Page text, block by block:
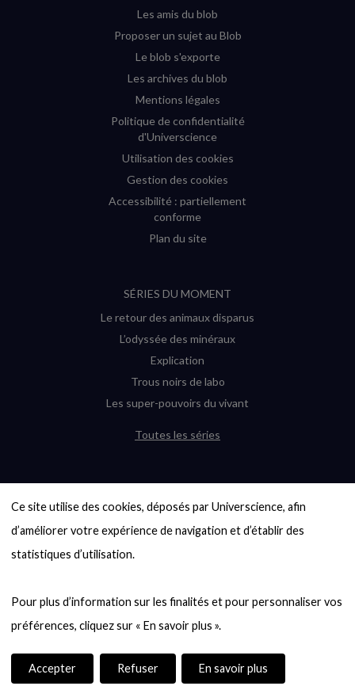
Ce site utilise des cookies, déposés par Universcience, afin
d’améliorer votre expérience de navigation et d’établir des
statistiques d’utilisation.
Pour plus d’information sur les finalités et pour personnaliser vos
Accepter Refuser En savoir plus
Les amis du blob
Proposer un sujet au Blob
Le blob s'exporte
Les archives du blob
Mentions légales
Politique de confidentialité
d'Universcience
Utilisation des cookies
Gestion des cookies
Accessibilité : partiellement
conforme
Plan du site
SÉRIES DU MOMENT
Le retour des animaux disparus
L’odyssée des minéraux
Explication
Trous noirs de labo
Les super-pouvoirs du vivant
Toutes les séries
6000 exoplanètes, et pas de « Terre »
en vue ?
Quel avenir pour les cryptos ?
Entre mathématiques et politique : la
quête d’un vote équitable
casse-tête